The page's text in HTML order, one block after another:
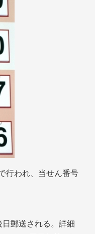
行われ、当せん番号
郵送される。詳細